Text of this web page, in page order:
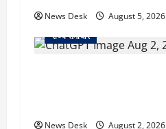
News Desk August 5, 2026
राज्य समाचार
News Desk August 2, 2026